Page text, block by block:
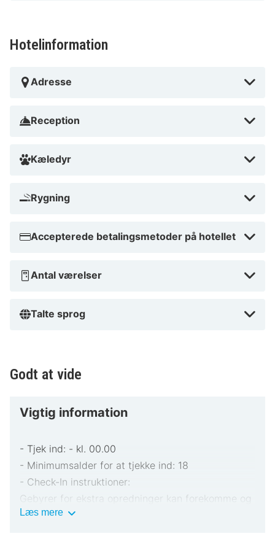
I nærheden af Leonardo da Vinci-museet for videnskab
Hotelinformation
Adresse
Reception
Kæledyr
Rygning
Accepterede betalingsmetoder på hotellet
Antal værelser
Talte sprog
Godt at vide
Vigtig information
- Tjek ind: - kl. 00.00
- Minimumsalder for at tjekke ind: 18
- Check-In instruktioner:
Gebyrer for ekstra opredninger kan forekomme og
varierer afhængigt af overnatningsstedets politik
Læs mereVigtig